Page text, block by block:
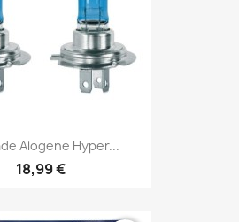
Alogene Hyper...
18,99 €